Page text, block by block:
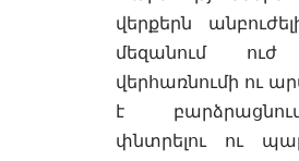
վերքերն
մեզանում
վերհառնումի ու
է
փնտրելու ու